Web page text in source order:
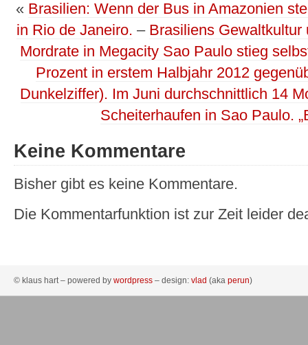
« Brasilien: Wenn der Bus in Amazonien
in Rio de Janeiro. – Brasiliens Gewaltkultur
Mordrate in Megacity Sao Paulo stieg
Prozent in erstem Halbjahr 2012
Dunkelziffer). Im Juni durchschnittlich 14
Scheiterhaufen in Sao Paulo.
Keine Kommentare
Bisher gibt es keine Kommentare.
Die Kommentarfunktion ist zur Zeit leider
© klaus hart – powered by wordpress – design: vlad (aka perun)